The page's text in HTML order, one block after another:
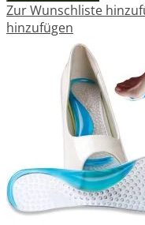
Zur Wunschliste
hinzufügen